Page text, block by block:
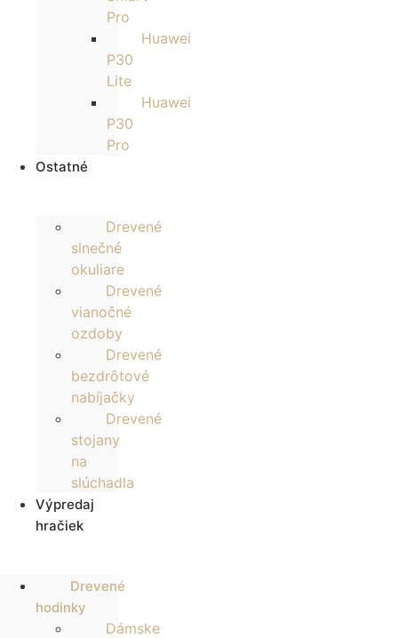
Pro
Huawei
P30
Lite
Huawei
P30
Pro
Ostatné
Drevené
slnečné
okuliare
Drevené
vianočné
ozdoby
Drevené
bezdrôtové
nabíjačky
Drevené
stojany
na
slúchadla
Výpredaj
hračiek
Drevené
hodinky
Dámske